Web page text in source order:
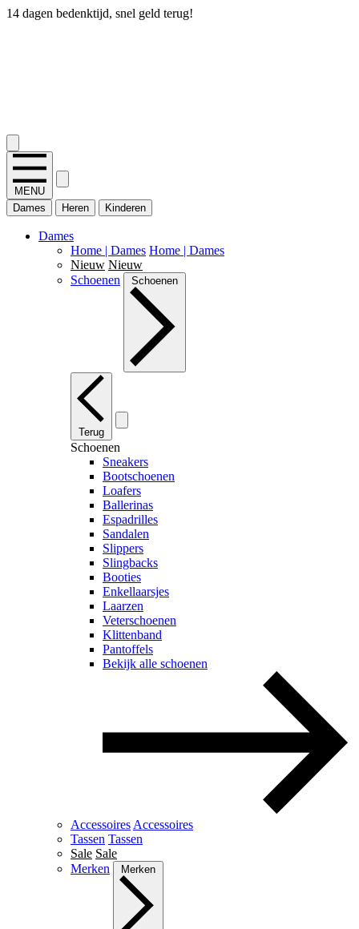
14 dagen bedenktijd, snel geld terug!
MENU
Dames
Heren Kinderen
Dames
Home | Dames Home | Dames
Nieuw Nieuw
Schoenen
Schoenen
Terug
Schoenen
Sneakers
Bootschoenen
Loafers
Ballerinas
Espadrilles
Sandalen
Slippers
Slingbacks
Booties
Enkellaarsjes
Laarzen
Veterschoenen
Klittenband
Pantoffels
Bekijk alle schoenen
Accessoires Accessoires
Tassen Tassen
Sale Sale
Merken
Merken